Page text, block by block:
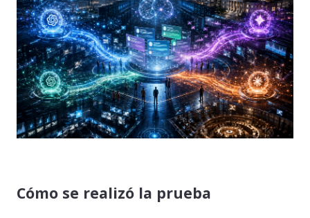
Cómo se realizó la prueba